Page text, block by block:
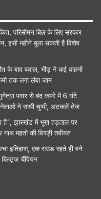
परिसीमन बिल के लिए सरकार
इसी महीने बुला सकती है विशेष
के बाद बवाल, भीड़ ने कई वाहनों
तक लगा लंबा जाम
पवार से बंद कमरे में 6 घंटे
नेताओं ने साधी चुप्पी, अटकलें तेज
है", झारखंड में भूख हड़ताल पर
नाथ महतो की बिगड़ी तबीयत
इतिहास, एक राउंड रहते ही बने
चैंपियन